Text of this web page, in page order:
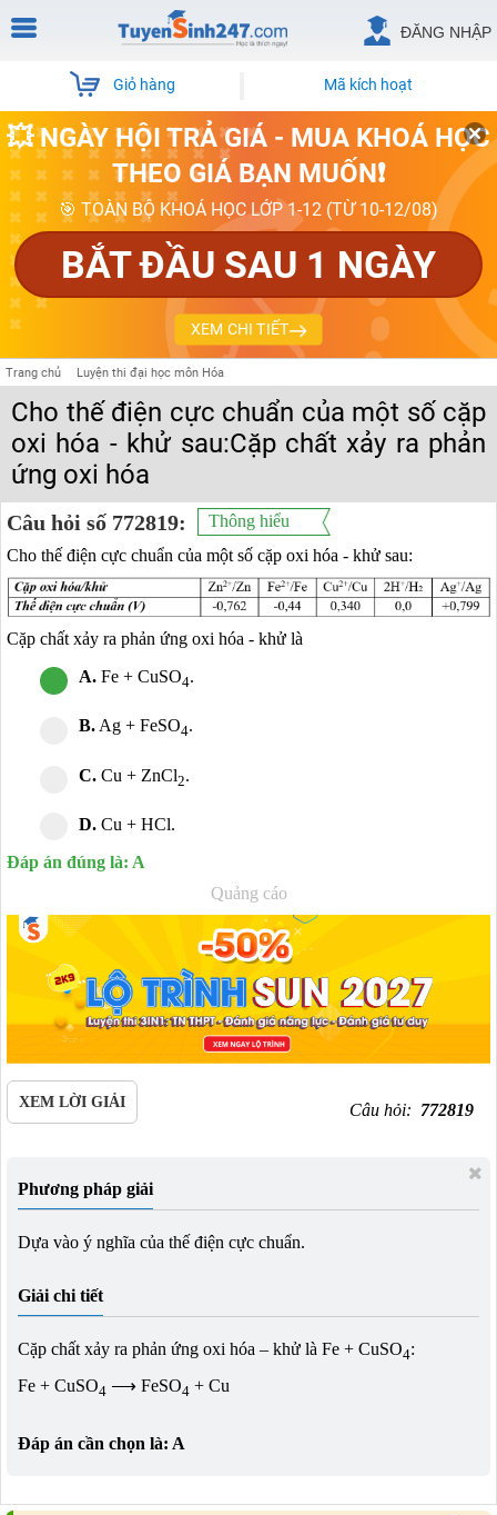
ĐĂNG NHẬP
Giỏ hàng Mã kích hoạt
💥 NGÀY HỘI TRẢ GIÁ - MUA KHOÁ HỌC
THEO GIÁ BẠN MUỐN❗
🎯 TOÀN BỘ KHOÁ HỌC LỚP 1-12 (TỪ 10-12/08)
BẮT ĐẦU SAU 1 NGÀY
XEM CHI TIẾT
Trang chủ Luyện thi đại học môn Hóa
Cho thế điện cực chuẩn của một số cặp
oxi hóa - khử sau:Cặp chất xảy ra phản
ứng oxi hóa
Câu hỏi số 772819:
Thông hiểu
Cho thế điện cực chuẩn của một số cặp oxi hóa - khử sau:
Cặp chất xảy ra phản ứng oxi hóa - khử là
A. Fe + CuSO4.
B.Ag + FeSO4.
C. Cu + ZnCl2.
D. Cu + HCl.
Đáp án đúng là: A
Quảng cáo
XEM LỜI GIẢI Câu hỏi: 772819
Phương pháp giải
Dựa vào ý nghĩa của thế điện cực chuẩn.
Giải chi tiết
Cặp chất xảy ra phản ứng oxi hóa – khử là Fe + CuSO4:
Fe + CuSO4 ⟶ FeSO4 + Cu
Đáp án cần chọn là: A